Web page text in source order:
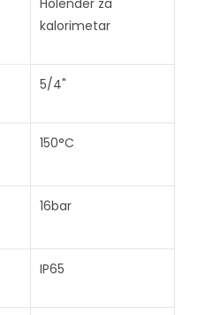
kalorimetar
5/4"
150°C
16bar
IP65